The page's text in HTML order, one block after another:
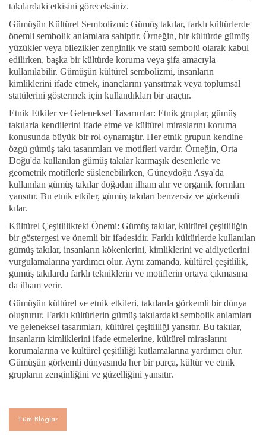
takılardaki etkisini göreceksiniz.
Gümüşün Kültürel Sembolizmi: Gümüş takılar, farklı kültürlerde
önemli sembolik anlamlara sahiptir. Örneğin, bir kültürde gümüş
yüzükler veya bilezikler zenginlik ve statü sembolü olarak kabul
edilirken, başka bir kültürde koruma veya şifa amacıyla
kullanılabilir. Gümüşün kültürel sembolizmi, insanların
kimliklerini ifade etmek, inançlarını yansıtmak veya toplumsal
statülerini göstermek için kullandıkları bir araçtır.
Etnik Etkiler ve Geleneksel Tasarımlar: Etnik gruplar, gümüş
takılarla kendilerini ifade etme ve kültürel miraslarını koruma
konusunda büyük bir rol oynamıştır. Her etnik grupun kendine
özgü gümüş takı tasarımları ve motifleri vardır. Örneğin, Orta
Doğu'da kullanılan gümüş takılar karmaşık desenlerle ve
geometrik motiflerle süslenebilirken, Güneydoğu Asya'da
kullanılan gümüş takılar doğadan ilham alır ve organik formları
yansıtır. Bu etnik etkiler, gümüş takıları benzersiz ve görkemli
kılar.
Kültürel Çeşitlilikteki Önemi: Gümüş takılar, kültürel çeşitliliğin
bir göstergesi ve önemli bir ifadesidir. Farklı kültürlerde kullanılan
gümüş takılar, insanların kökenlerini, kimliklerini ve aidiyetlerini
vurgulamalarına yardımcı olur. Aynı zamanda, kültürel çeşitlilik,
gümüş takılarda farklı tekniklerin ve motiflerin ortaya çıkmasına
da ilham verir.
Gümüşün kültürel ve etnik etkileri, takılarda görkemli bir dünya
oluşturur. Farklı kültürlerin gümüş takılardaki sembolik anlamları
ve geleneksel tasarımları, kültürel çeşitliliği yansıtır. Bu takılar,
insanların kimliklerini ifade etmelerine, kültürel miraslarını
korumalarına ve kültürel çeşitliliği kutlamalarına yardımcı olur.
Gümüşün görkemli dünyasında her bir parça, kültür ve etnik
grupların zenginliğini ve güzelliğini yansıtır.
Tüm Bloglar